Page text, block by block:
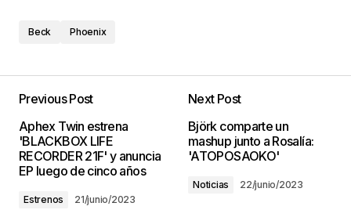
Beck Phoenix
Previous Post
Aphex Twin estrena
'BLACKBOX LIFE
RECORDER 21F' y anuncia
EP luego de cinco años
Estrenos 21/junio/2023
Next Post
Björk comparte un
mashup junto a Rosalía:
'ATOPOSAOKO'
Noticias 22/junio/2023